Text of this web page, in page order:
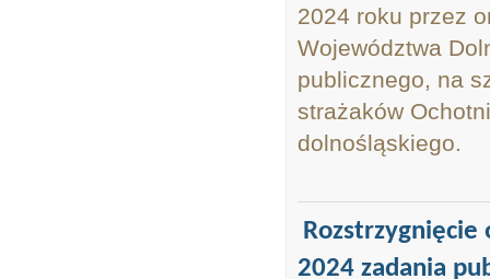
2024 roku przez
Województwa
publicznego, na
strażaków
dolnośląskiego.
2024 zadania